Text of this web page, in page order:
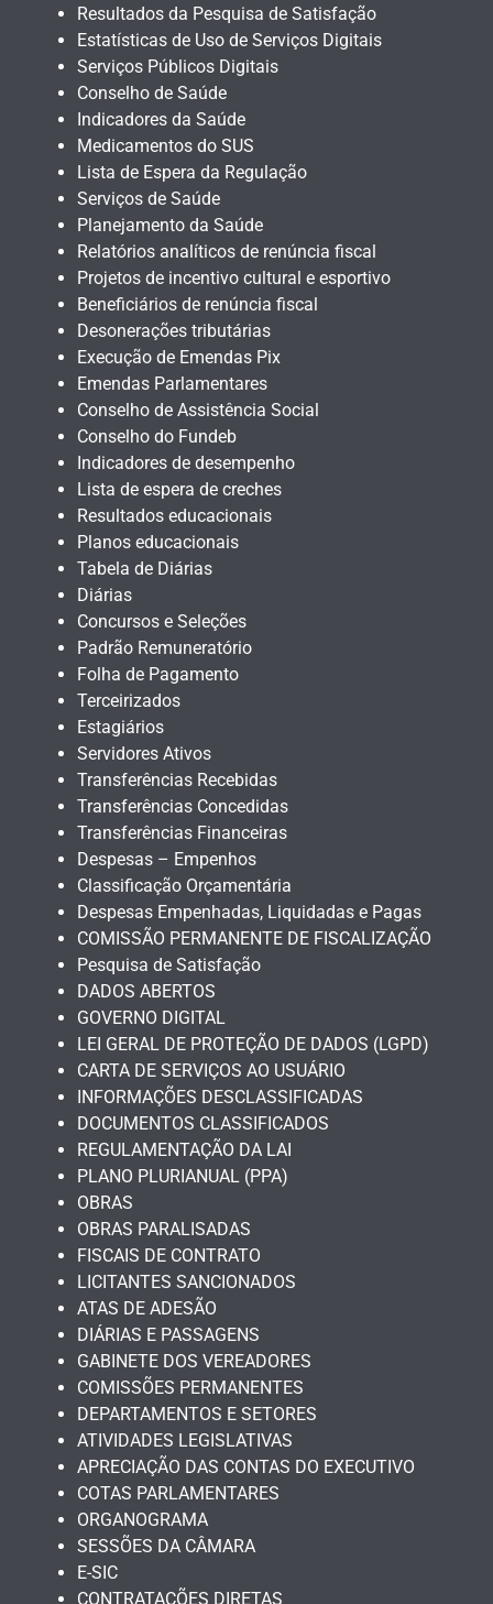
Resultados da Pesquisa de Satisfação
Estatísticas de Uso de Serviços Digitais
Serviços Públicos Digitais
Conselho de Saúde
Indicadores da Saúde
Medicamentos do SUS
Lista de Espera da Regulação
Serviços de Saúde
Planejamento da Saúde
Relatórios analíticos de renúncia fiscal
Projetos de incentivo cultural e esportivo
Beneficiários de renúncia fiscal
Desonerações tributárias
Execução de Emendas Pix
Emendas Parlamentares
Conselho de Assistência Social
Conselho do Fundeb
Indicadores de desempenho
Lista de espera de creches
Resultados educacionais
Planos educacionais
Tabela de Diárias
Diárias
Concursos e Seleções
Padrão Remuneratório
Folha de Pagamento
Terceirizados
Estagiários
Servidores Ativos
Transferências Recebidas
Transferências Concedidas
Transferências Financeiras
Despesas – Empenhos
Classificação Orçamentária
Despesas Empenhadas, Liquidadas e Pagas
COMISSÃO PERMANENTE DE FISCALIZAÇÃO
Pesquisa de Satisfação
DADOS ABERTOS
GOVERNO DIGITAL
LEI GERAL DE PROTEÇÃO DE DADOS (LGPD)
CARTA DE SERVIÇOS AO USUÁRIO
INFORMAÇÕES DESCLASSIFICADAS
DOCUMENTOS CLASSIFICADOS
REGULAMENTAÇÃO DA LAI
PLANO PLURIANUAL (PPA)
OBRAS
OBRAS PARALISADAS
FISCAIS DE CONTRATO
LICITANTES SANCIONADOS
ATAS DE ADESÃO
DIÁRIAS E PASSAGENS
GABINETE DOS VEREADORES
COMISSÕES PERMANENTES
DEPARTAMENTOS E SETORES
ATIVIDADES LEGISLATIVAS
APRECIAÇÃO DAS CONTAS DO EXECUTIVO
COTAS PARLAMENTARES
ORGANOGRAMA
SESSÕES DA CÂMARA
E-SIC
CONTRATAÇÕES DIRETAS